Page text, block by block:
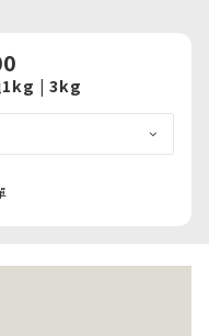
1kg | 3kg